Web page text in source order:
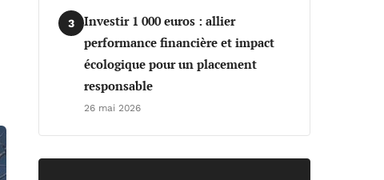
3
Investir 1 000 euros : allier
performance financière et impact
écologique pour un placement
responsable
26 mai 2026